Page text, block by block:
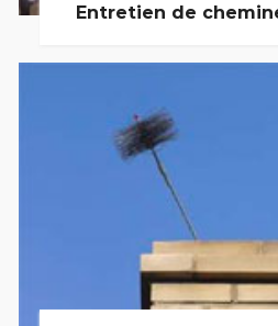
Entretien de